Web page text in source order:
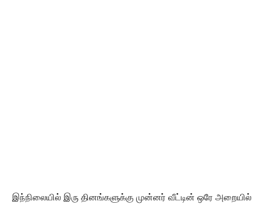
இந்நிலையில் இரு தினங்களுக்கு முன்னர் வீட்டின் ஒரே அறையில்